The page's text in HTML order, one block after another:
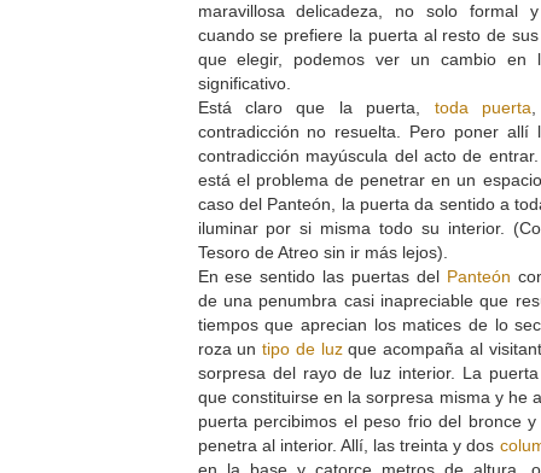
maravillosa delicadeza, no solo formal
cuando se prefiere la puerta al resto de
que elegir, podemos ver un cambio en
significativo.
Está claro que la puerta, toda puerta
contradicción no resuelta. Pero poner allí
contradicción mayúscula del acto de
está el problema de penetrar en un
caso del Panteón, la puerta da sentido a
iluminar por si misma todo su interior.
Tesoro de Atreo sin ir más lejos).
En ese sentido las puertas del Panteón
de una penumbra casi inapreciable que
tiempos que aprecian los matices de lo
roza untipo de luzque acompaña al
sorpresa del rayo de luz interior. La
que constituirse en la sorpresa misma y he
puerta percibimos el peso frio del bronce
penetra al interior. Allí, las treinta y dos